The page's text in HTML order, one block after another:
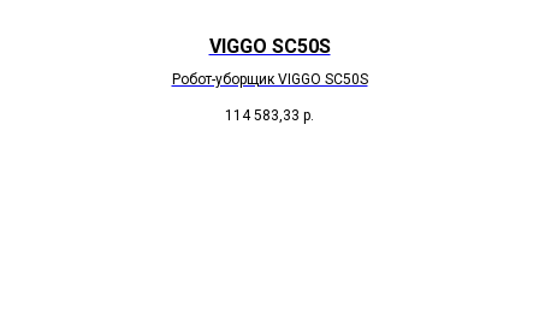
VIGGO SC50S
Робот-уборщик VIGGO SC50S
114 583,33 р.